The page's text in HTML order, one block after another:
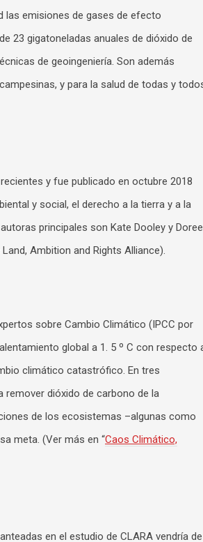
las emisiones de gases de efecto
23 gigatoneladas anuales de dióxido de
de geoingeniería. Son además
y para la salud de todas y
y fue publicado en octubre 2018
y social, el derecho a la tierra y a la
principales son Kate Dooley y
Ambition and Rights Alliance).
sobre Cambio Climático (IPCC por
global a 1. 5 º C con respecto
climático catastrófico. En tres
remover dióxido de carbono de la
de los ecosistemas –algunas como
meta. (Ver más en “Caos Climático,
en el estudio de CLARA vendría de